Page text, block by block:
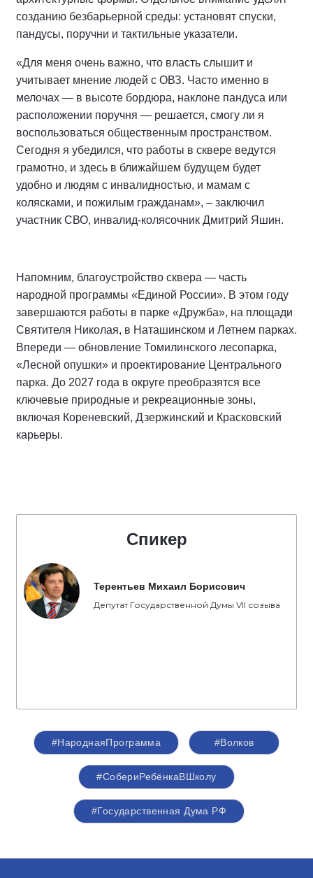
созданию безбарьерной среды: установят спуски,
пандусы, поручни и тактильные указатели.
«Для меня очень важно, что власть слышит и
учитывает мнение людей с ОВЗ. Часто именно в
мелочах — в высоте бордюра, наклоне пандуса или
расположении поручня — решается, смогу ли я
воспользоваться общественным пространством.
Сегодня я убедился, что работы в сквере ведутся
грамотно, и здесь в ближайшем будущем будет
удобно и людям с инвалидностью, и мамам с
колясками, и пожилым гражданам», – заключил
участник СВО, инвалид-колясочник Дмитрий Яшин.
Напомним, благоустройство сквера — часть
народной программы «Единой России». В этом году
завершаются работы в парке «Дружба», на площади
Святителя Николая, в Наташинском и Летнем парках.
Впереди — обновление Томилинского лесопарка,
«Лесной опушки» и проектирование Центрального
парка. До 2027 года в округе преобразятся все
ключевые природные и рекреационные зоны,
включая Кореневский, Дзержинский и Красковский
карьеры.
Спикер
Терентьев Михаил Борисович
Депутат Государственной Думы VII созыва
#НароднаяПрограмма #Волков
#СобериРебёнкаВШколу
#Государственная Дума РФ